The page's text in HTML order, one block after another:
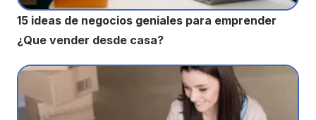
15 ideas de negocios geniales para emprender
¿Que vender desde casa?